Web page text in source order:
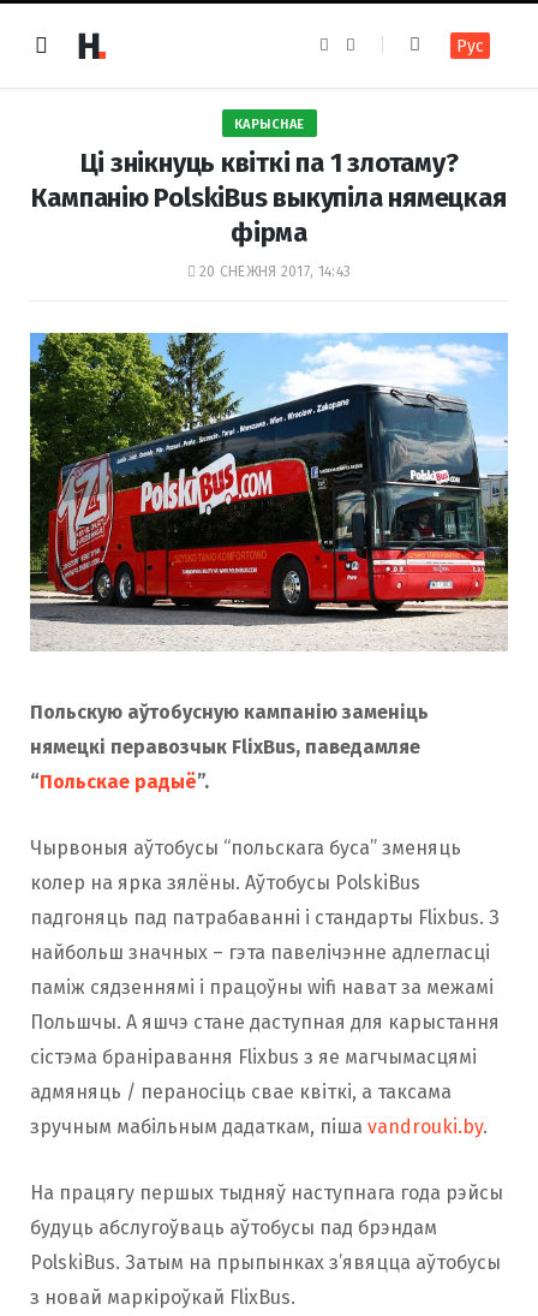
e
k
t
a
m
Рус
КАРЫСНАЕ
Ці знікнуць квіткі па 1 злотаму?
Кампанію PolskiBus выкупіла нямецкая
фірма
20 СНЕЖНЯ 2017, 14:43
Польскую аўтобусную кампанію заменіць
нямецкі перавозчык FlixBus, паведамляе
“Польскае радыё”.
Чырвоныя аўтобусы “польскага буса” зменяць
колер на ярка зялёны. Аўтобусы PolskiBus
падгоняць пад патрабаванні і стандарты Flixbus. З
найбольш значных – гэта павелічэнне адлегласці
паміж сядзеннямі і працоўны wifi нават за межамі
Польшчы. А яшчэ стане даступная для карыстання
сістэма браніравання Flixbus з яе магчымасцямі
адмяняць / пераносіць свае квіткі, а таксама
зручным мабільным дадаткам, піша vandrouki.by.
На працягу першых тыдняў наступнага года рэйсы
будуць абслугоўваць аўтобусы пад брэндам
PolskiBus. Затым на прыпынках з’явяцца аўтобусы
з новай маркіроўкай FlixBus.